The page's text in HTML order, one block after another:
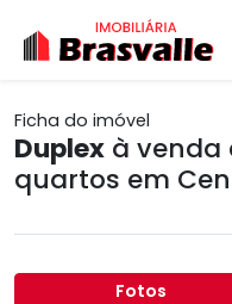
Ficha do imóvel
Duplex à venda
quartos em
Fotos